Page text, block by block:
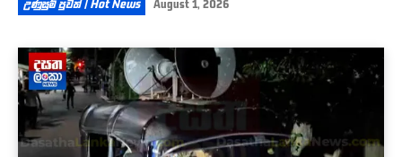
උණුසුම් පුවත් | Hot News August 1, 2026